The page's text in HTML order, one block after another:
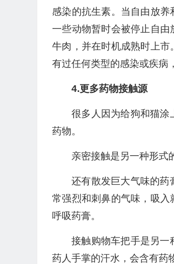
感染的抗生素。当自由放养
一些动物暂时会被停止自
牛肉，并在时机成熟时上
有过任何类型的感染或疾病
4.更多药物接触源
很多人因为给狗和猫涂
药物。
亲密接触是另一种形式
还有散发巨大气味的药
常强烈和刺鼻的气味，吸
呼吸药膏。
接触购物车把手是另一
药人手掌的汗水，会含有药